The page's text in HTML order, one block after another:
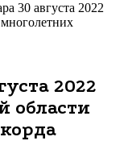
30 августа 2022
2022
области